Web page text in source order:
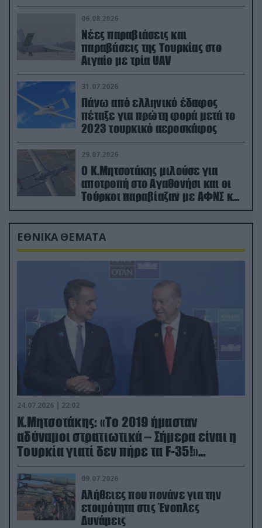
06.08.2026
Νέες παραβιάσεις και
παραβάσεις της Τουρκίας στο
Αιγαίο με τρία UAV
31.07.2026
Πάνω από ελληνικό έδαφος
πέταξε για πρώτη φορά μετά το
2023 τουρκικό αεροσκάφος
29.07.2026
Ο Κ.Μητσοτάκης μιλούσε για
αποτροπή στο Αγαθονήσι και οι
Τούρκοι παραβίαζαν με ΑΦΝΣ και
drone
ΕΘΝΙΚΑ ΘΕΜΑΤΑ
24.07.2026 | 22:02
Κ.Μητσοτάκης: «Το 2019 ήμασταν
αδύναμοι στρατιωτικά – Σήμερα είναι η
Τουρκία γιατί δεν πήρε τα F-35!»
(βίντεο)
09.07.2026
Αλήθειες που πονάνε για την
ετοιμότητα στις Ένοπλες
Δυνάμεις